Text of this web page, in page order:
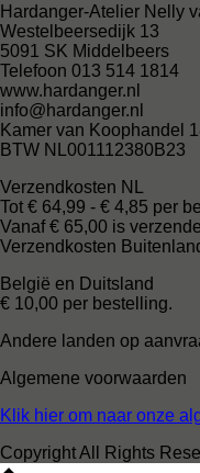
Hardanger-Atelier Nelly
Westelbeersedijk 13
5091 SK Middelbeers
Telefoon 013 514 1814
www.hardanger.nl
info@hardanger.nl
Kamer van Koophandel
BTW NL001112380B23
Verzendkosten NL
Tot € 64,99 - € 4,85 per
Vanaf € 65,00 is
Verzendkosten
België en Duitsland
€ 10,00 per bestelling.
Andere landen op
Algemene voorwaarden
Klik hier om naar onze
Copyright All Rights